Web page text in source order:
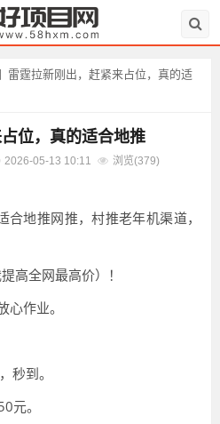
雷霆拉新刚出，赶紧来占位，真的适
位，真的适合地推
2026-05-13 10:11 浏览(379)
地推网推，村推老年机渠道，
高全网最高价）！
作业。
秒到。
元。